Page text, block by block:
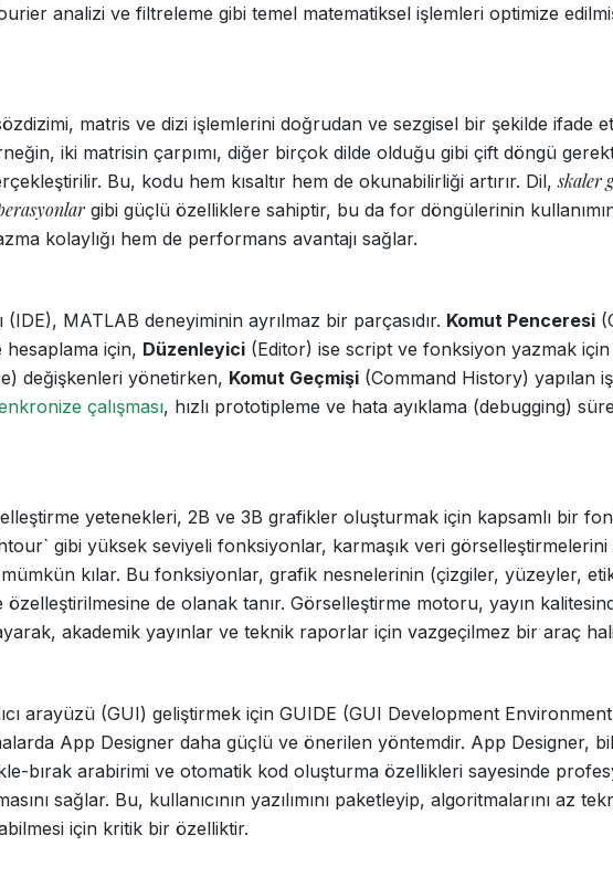
analizi ve filtreleme gibi temel matematiksel işlemleri optimize
matris ve dizi işlemlerini doğrudan ve sezgisel bir şekilde ifade
iki matrisin çarpımı, diğer birçok dilde olduğu gibi çift döngü
Bu, kodu hem kısaltır hem de okunabilirliği artırır. Dil,skaler
gibi güçlü özelliklere sahiptir, bu da for döngülerinin
kolaylığı hem de performans avantajı sağlar.
(IDE), MATLAB deneyiminin ayrılmaz bir parçasıdır. Komut Penceresi
için, Düzenleyici (Editor) ise script ve fonksiyon yazmak için
değişkenleri yönetirken, Komut Geçmişi (Command History) yapılan
çalışması, hızlı prototipleme ve hata ayıklama (debugging)
yetenekleri, 2B ve 3B grafikler oluşturmak için kapsamlı bir
gibi yüksek seviyeli fonksiyonlar, karmaşık veri görselleştirmelerini
kılar. Bu fonksiyonlar, grafik nesnelerinin (çizgiler, yüzeyler,
özelleştirilmesine de olanak tanır. Görselleştirme motoru, yayın
akademik yayınlar ve teknik raporlar için vazgeçilmez bir araç
arayüzü (GUI) geliştirmek için GUIDE (GUI Development
App Designer daha güçlü ve önerilen yöntemdir. App Designer,
bırak arabirimi ve otomatik kod oluşturma özellikleri sayesinde
sağlar. Bu, kullanıcının yazılımını paketleyip, algoritmalarını az
için kritik bir özelliktir.